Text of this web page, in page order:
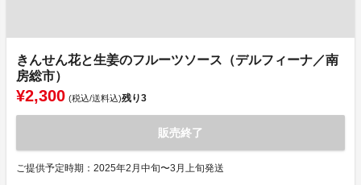
きんせん花と生姜のフルーツソース（デルフィーナ／南
房総市）
¥2,300 (税込/送料込)残り3
販売終了
ご提供予定時期：2025年2月中旬〜3月上旬発送